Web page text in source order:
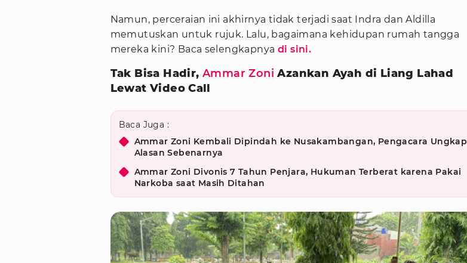
Namun, perceraian ini akhirnya tidak terjadi saat Indra dan Aldilla
memutuskan untuk rujuk. Lalu, bagaimana kehidupan rumah tangga
mereka kini? Baca selengkapnya di sini.
Tak Bisa Hadir, Ammar Zoni Azankan Ayah di Liang Lahad
Lewat Video Call
Baca Juga :
Ammar Zoni Kembali Dipindah ke Nusakambangan, Pengacara Ungkap
Alasan Sebenarnya
Ammar Zoni Divonis 7 Tahun Penjara, Hukuman Terberat karena Pakai
Narkoba saat Masih Ditahan